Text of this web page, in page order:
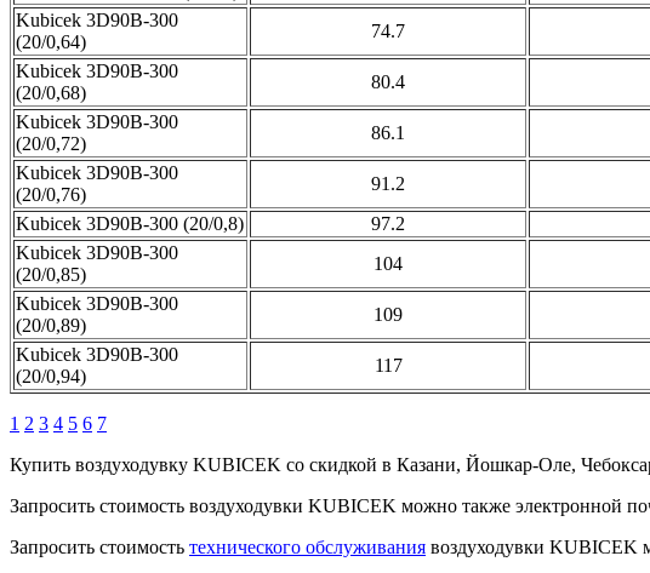
Kubicek 3D90B-300
(20/0,64)
74.7
Kubicek 3D90B-300
(20/0,68)
80.4
Kubicek 3D90B-300
(20/0,72)
86.1
Kubicek 3D90B-300
(20/0,76)
91.2
Kubicek 3D90B-300 (20/0,8)
97.2
Kubicek 3D90B-300
(20/0,85)
104
Kubicek 3D90B-300
(20/0,89)
109
Kubicek 3D90B-300
(20/0,94)
117
1 2 3 4 5 6 7
Купить воздуходувку KUBICEK со скидкой в Казани, Йошкар-Оле,
Запросить стоимость воздуходувки KUBICEK можно также электронной
Запросить стоимость технического обслуживания воздуходувки KUBICEK